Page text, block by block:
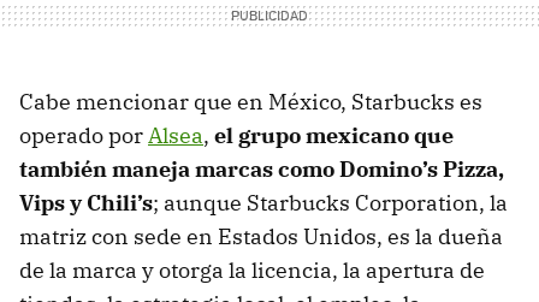
Cabe mencionar que en México, Starbucks es
operado porAlsea, el grupo mexicano que
también maneja marcas como Domino’s Pizza,
Vips y Chili’s; aunque Starbucks Corporation, la
matriz con sede en Estados Unidos, es la dueña
de la marca y otorga la licencia, la apertura de